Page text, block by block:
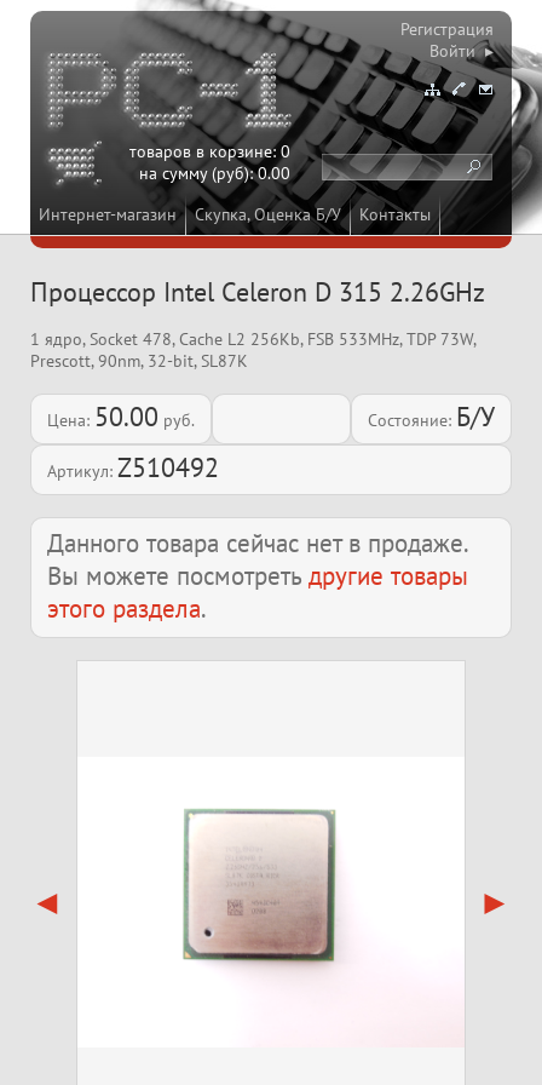
Интернет-магазин Скупка, Оценка Б/У Контакты
товаров в корзине:0
на сумму (руб):0.00
Регистрация
Войти ▸
Процессор Intel Celeron D 315 2.26GHz
1 ядро, Socket 478, Cache L2 256Kb, FSB 533MHz, TDP 73W,
Prescott, 90nm, 32-bit, SL87K
Цена: 50.00 руб. Состояние: Б/У
Артикул: Z510492
Данного товара сейчас нет в продаже.
Вы можете посмотреть другие товары
этого раздела.